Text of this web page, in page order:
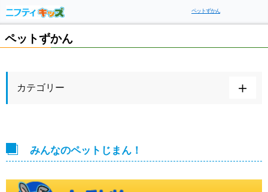
ペットずかん
ペットずかん
カテゴリー
みんなのペットじまん！